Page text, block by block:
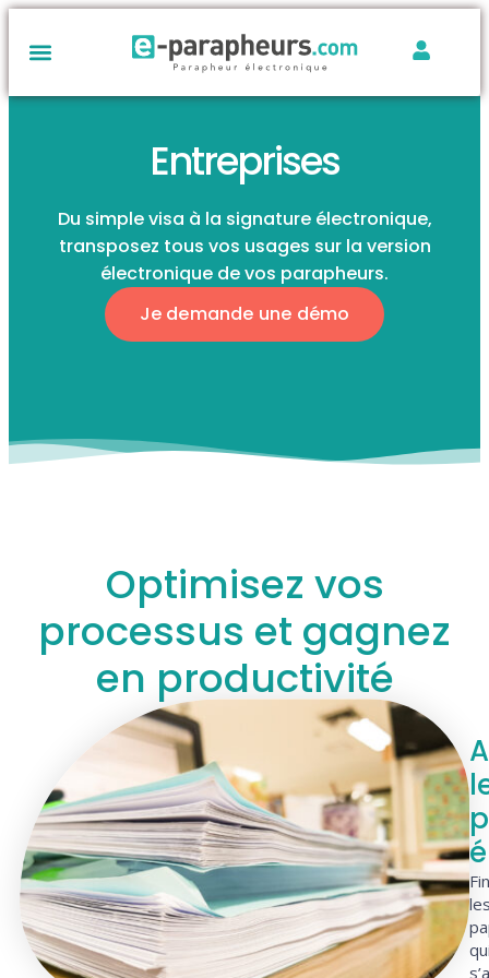
Entreprises
Du simple visa à la signature électronique,
transposez tous vos usages sur la version
électronique de vos parapheurs.
Je demande une démo
Optimisez vos
processus et gagnez
en productivité